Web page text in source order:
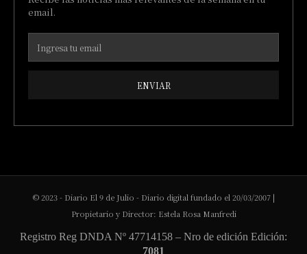
email.
ENVIAR
© 2023 - Diario El 9 de Julio - Diario digital fundado el 20/03/2007 |
Propietario y Director: Estela Rosa Manfredi
Registro Reg DNDA Nº 47714158 – Nro de edición Edición:
7081